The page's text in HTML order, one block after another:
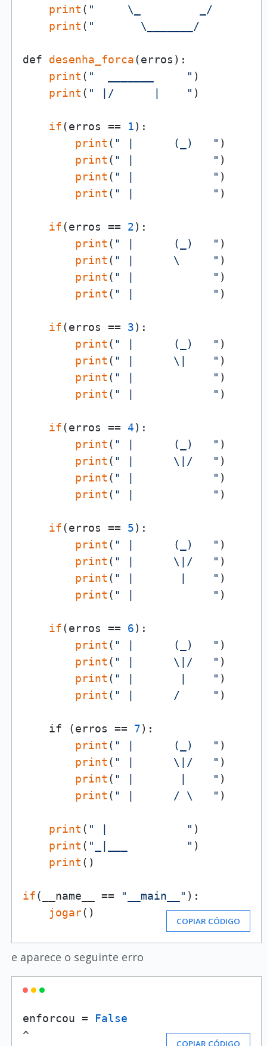
print ( "     \_         _/
print ( "       \_______/
def desenha_forca(erros):
print ( "  _______     " )
print ( " |/      |    " )
if(erros == 1):
print ( " |      (_)   " )
print ( " |            " )
print ( " |            " )
print ( " |            " )
if(erros == 2):
print ( " |      (_)   " )
print ( " |      \     " )
print ( " |            " )
print ( " |            " )
if(erros == 3):
print ( " |      (_)   " )
print ( " |      \|    " )
print ( " |            " )
print ( " |            " )
if(erros == 4):
print ( " |      (_)   " )
print ( " |      \|/   " )
print ( " |            " )
print ( " |            " )
if(erros == 5):
print ( " |      (_)   " )
print ( " |      \|/   " )
print ( " |       |    " )
print ( " |            " )
if(erros == 6):
print ( " |      (_)   " )
print ( " |      \|/   " )
print ( " |       |    " )
print ( " |      /     " )
    if (erros ==
7):
print ( " |      (_)   " )
print ( " |      \|/   " )
print ( " |       |    " )
print ( " |      / \   " )
print ( " |            " )
print ( "_|___         " )
print ()
if(__name__ == "__main__" ):
jogar()
COPIAR CÓDIGO
e aparece o seguinte erro
enforcou =
False
^
COPIAR CÓDIGO